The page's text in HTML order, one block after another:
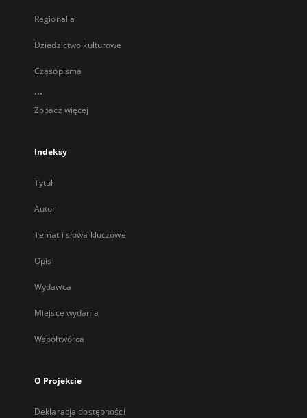
Regionalia
Dziedzictwo kulturowe
Czasopisma
...
Zobacz więcej
Indeksy
Tytuł
Autor
Temat i słowa kluczowe
Opis
Wydawca
Miejsce wydania
Współtwórca
O Projekcie
Deklaracja dostępności